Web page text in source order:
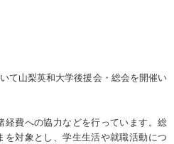
て山梨英和大学後援会・総会を開催い
経費への協力などを行っています。総
を対象とし、学生生活や就職活動につ